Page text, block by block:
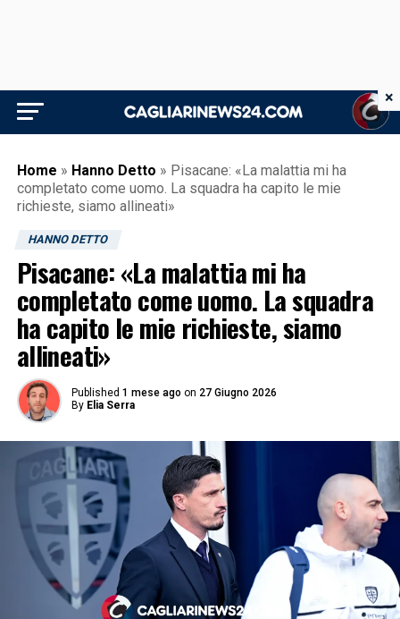
Home » Hanno Detto » Pisacane: «La malattia mi ha
completato come uomo. La squadra ha capito le mie
richieste, siamo allineati»
HANNO DETTO
Pisacane: «La malattia mi ha
completato come uomo. La squadra
ha capito le mie richieste, siamo
allineati»
Published 1 mese ago on 27 Giugno 2026
By Elia Serra
×